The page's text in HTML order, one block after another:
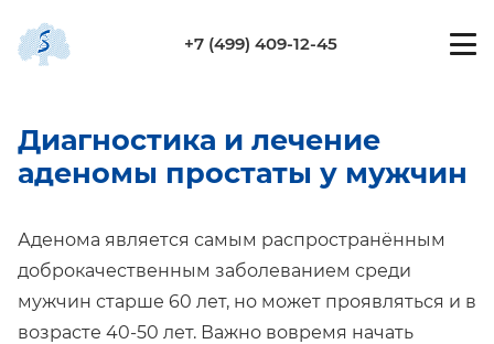
+7 (499) 409-12-45
Диагностика и лечение
аденомы простаты у мужчин
Аденома является самым распространённым
доброкачественным заболеванием среди
мужчин старше 60 лет, но может проявляться и в
возрасте 40-50 лет. Важно вовремя начать